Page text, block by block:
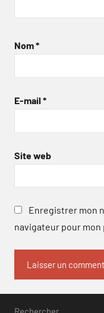
Nom*
E-mail *
Site web
Enregistrer mon
navigateur pour mon